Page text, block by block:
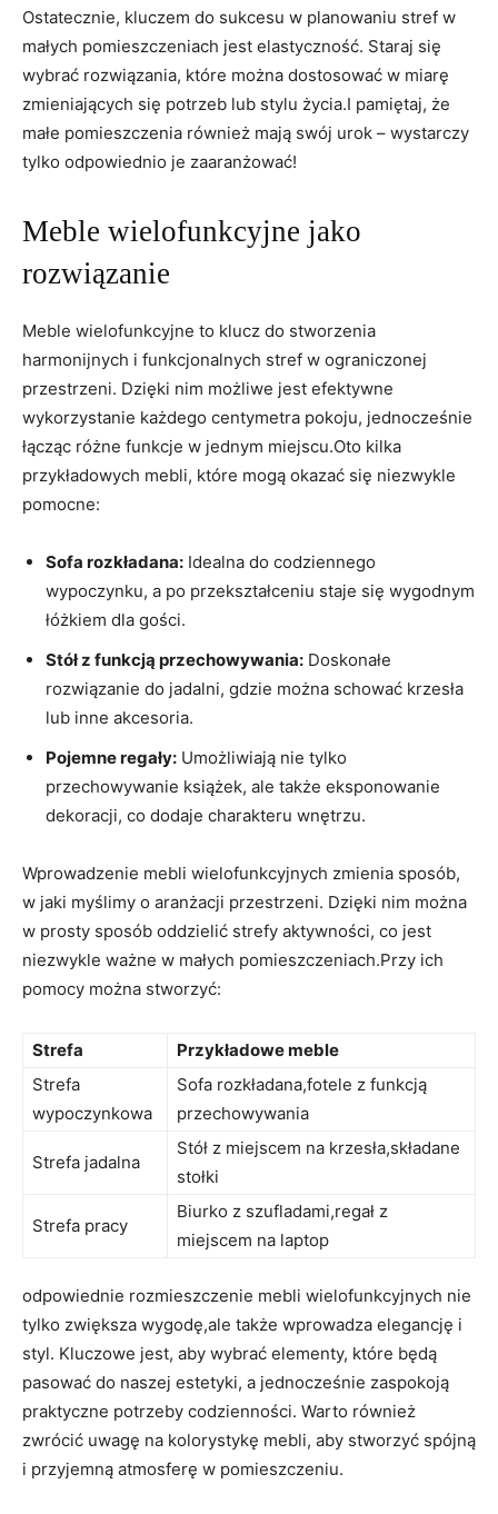
Ostatecznie, kluczem do sukcesu w planowaniu stref w
małych pomieszczeniach jest elastyczność. Staraj się
wybrać‌ rozwiązania, które można dostosować ​w​ miarę
zmieniających się potrzeb lub stylu życia.I pamiętaj, że
małe⁤ pomieszczenia również mają swój urok –​ wystarczy
tylko odpowiednio je zaaranżować!
Meble wielofunkcyjne jako
rozwiązanie
Meble wielofunkcyjne to​ klucz do stworzenia‌
harmonijnych i funkcjonalnych stref w ograniczonej
przestrzeni. Dzięki nim możliwe jest efektywne
wykorzystanie każdego centymetra pokoju, jednocześnie
łącząc różne funkcje⁤ w jednym⁣ miejscu.Oto kilka
przykładowych mebli, które mogą okazać ‍się niezwykle
pomocne:
Sofa rozkładana: Idealna do codziennego
wypoczynku, a po przekształceniu staje się wygodnym
łóżkiem dla gości.
Stół z funkcją przechowywania: Doskonałe
rozwiązanie do jadalni,‍ gdzie można schować krzesła
lub inne akcesoria.
Pojemne regały: Umożliwiają nie tylko
przechowywanie⁤ książek, ale także eksponowanie
dekoracji, co dodaje charakteru ⁢wnętrzu.
Wprowadzenie mebli wielofunkcyjnych zmienia sposób,
w jaki myślimy ⁢o aranżacji przestrzeni. Dzięki nim można
w prosty sposób oddzielić strefy aktywności,​ co jest
niezwykle ważne w małych ‍pomieszczeniach.Przy ich
pomocy​ można stworzyć:
Strefa
Przykładowe meble
Strefa
wypoczynkowa
Sofa rozkładana,fotele z funkcją
przechowywania
Strefa jadalna
Stół z miejscem na krzesła,składane
stołki
Strefa pracy
Biurko z szufladami,regał z
miejscem na laptop
odpowiednie rozmieszczenie mebli wielofunkcyjnych nie
tylko zwiększa wygodę,ale także wprowadza elegancję i
styl. Kluczowe jest, aby wybrać elementy, które ‍będą
pasować do​ naszej estetyki, a jednocześnie zaspokoją
praktyczne potrzeby codzienności. Warto również
zwrócić​ uwagę na kolorystykę mebli, aby stworzyć ⁢spójną
i przyjemną atmosferę w pomieszczeniu.